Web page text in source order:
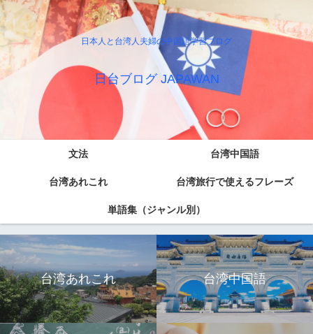
日本人と台湾人夫婦の中国語学習ブログ
日台ブログ JAPAWAN
文法 台湾中国語
台湾あれこれ 台湾旅行で使えるフレーズ
単語集（ジャンル別）
台湾あれこれ 台湾中国語